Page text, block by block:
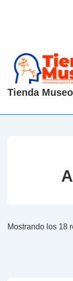
principal
Tienda
Mostrando los 18